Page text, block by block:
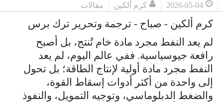
2026-05-04 كرم ألكين مقالات
كرم ألكين - صباح - ترجمة وتحرير ترك برس
لم يعد النفط مجرد مادة خام تُنتج، بل أصبح
رافعة جيوسياسية. ففي عالم اليوم، لم يعد
النفط مجرد مادة أولية لإنتاج الطاقة؛ بل تحول
إلى واحدة من أكثر أدوات إسقاط القوة،
والضغط الدبلوماسي، وتوجيه التمويل، والنفوذ